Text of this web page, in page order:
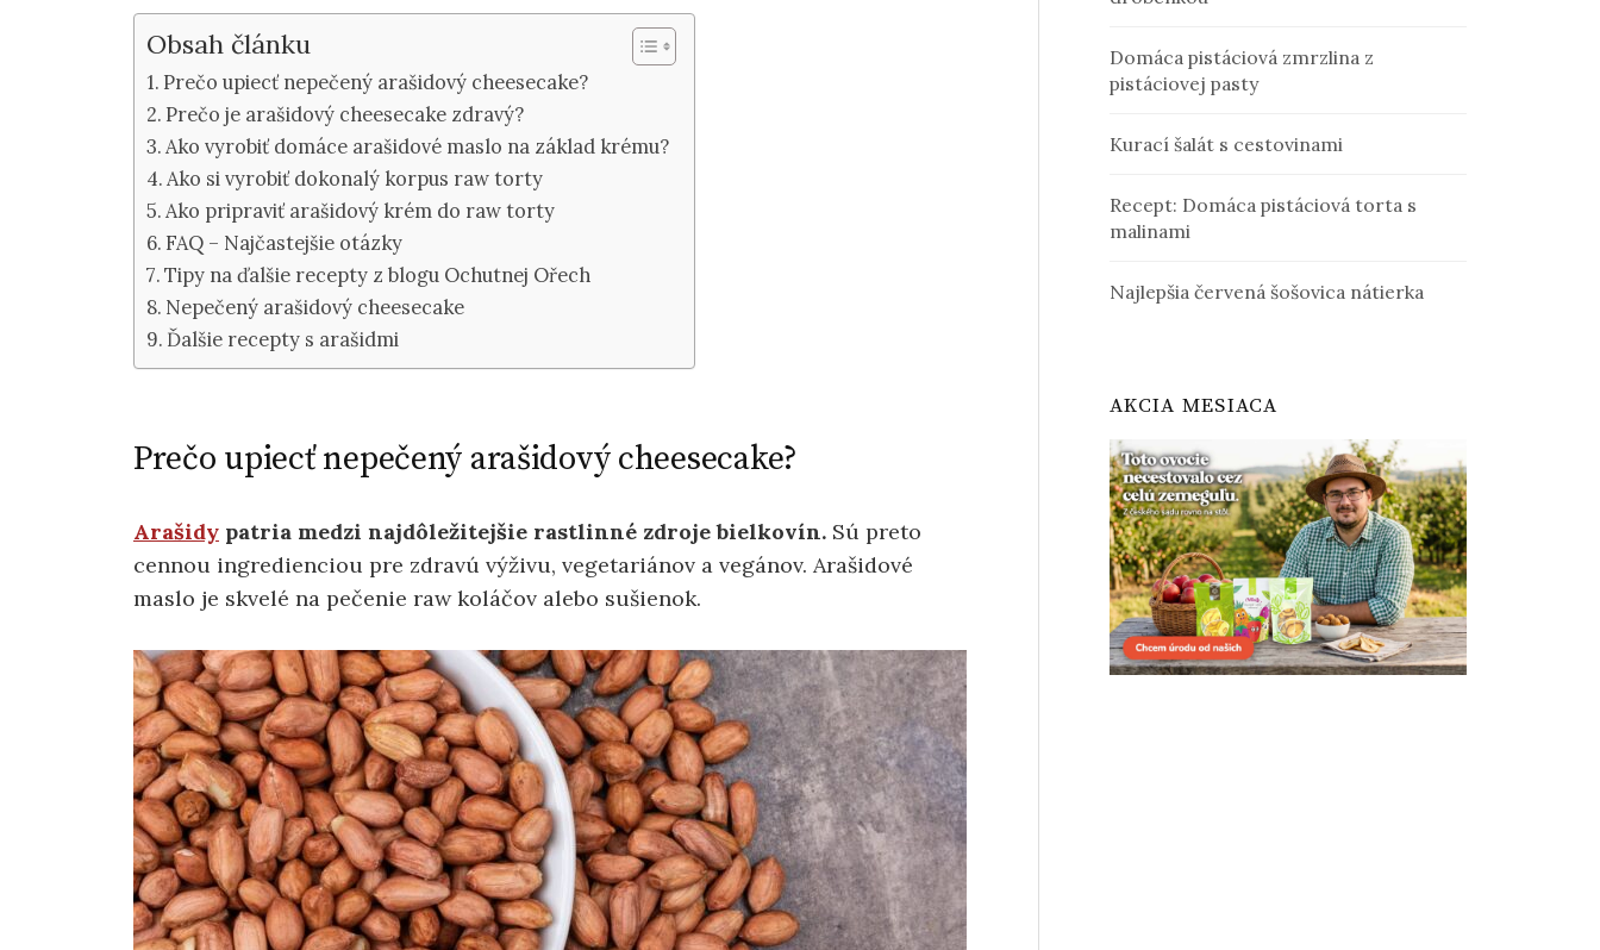
Obsah článku
Prečo upiecť nepečený arašidový cheesecake?
Prečo je arašidový cheesecake zdravý?
Ako vyrobiť domáce arašidové maslo na základ krému?
Ako si vyrobiť dokonalý korpus raw torty
Ako pripraviť arašidový krém do raw torty
FAQ – Najčastejšie otázky
Tipy na ďalšie recepty z blogu Ochutnej Ořech
Nepečený arašidový cheesecake
Ďalšie recepty s arašidmi
Prečo upiecť nepečený arašidový cheesecake?
Arašidy patria medzi najdôležitejšie rastlinné zdroje bielkovín. Sú preto
cennou ingredienciou pre zdravú výživu, vegetariánov a vegánov. Arašidové
maslo je skvelé na pečenie raw koláčov alebo sušienok.
Domáca pistáciová zmrzlina z
pistáciovej pasty
Kurací šalát s cestovinami
Recept: Domáca pistáciová torta s
malinami
Najlepšia červená šošovica nátierka
AKCIA MESIACA